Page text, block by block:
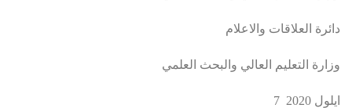
دائرة العلاقات والاعلام
وزارة التعليم العالي والبحث العلمي
ايلول 2020 7